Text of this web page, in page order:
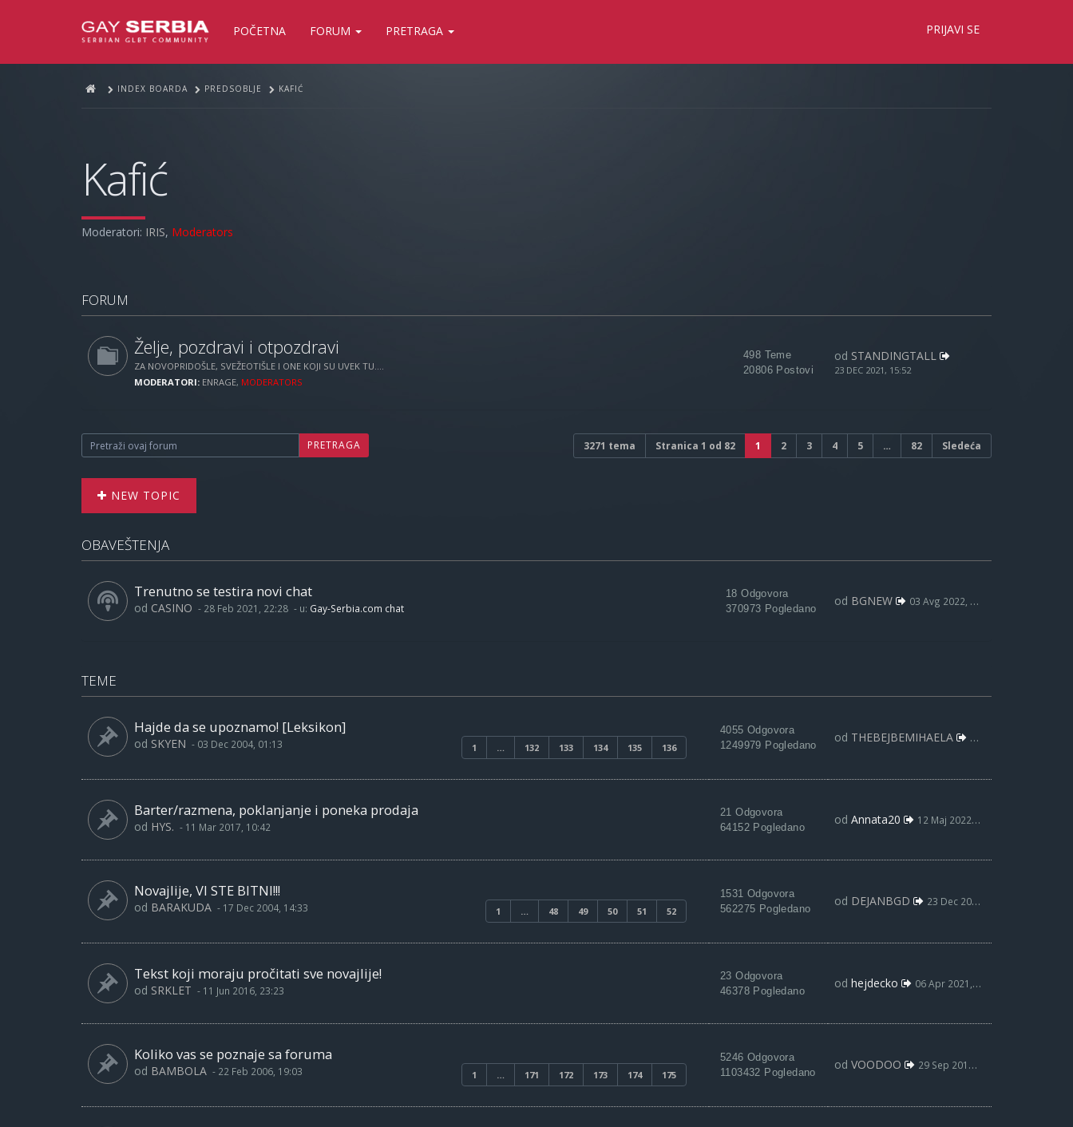
POČETNA FORUM PRETRAGA PRIJAVI SE
INDEX BOARDA PREDSOBLJE KAFIĆ
Kafić
Moderatori: IRIS, Moderators
FORUM
Želje, pozdravi i otpozdravi
ZA NOVOPRIDOŠLE, SVEŽEOTIŠLE I ONE KOJI SU UVEK TU....
MODERATORI: ENRAGE, MODERATORS
498 Teme
20806 Postovi
od STANDINGTALL
23 DEC 2021, 15:52
PRETRAGA 3271 tema Stranica 1 od 82 1 2 3 4 5 … 82 Sledeća
NEW TOPIC
OBAVEŠTENJA
Trenutno se testira novi chat
od CASINO - 28 Feb 2021, 22:28 - u: Gay-Serbia.com chat
18 Odgovora
370973 Pogledano
od BGNEW 03 Avg 2022, 09:59
TEME
Hajde da se upoznamo! [Leksikon]
1 … 132 133 134 135 136
od SKYEN - 03 Dec 2004, 01:13
4055 Odgovora
1249979 Pogledano
od THEBEJBEMIHAELA 09 Jun 2022, 13:39
Barter/razmena, poklanjanje i poneka prodaja
od HYS. - 11 Mar 2017, 10:42
21 Odgovora
64152 Pogledano
od Annata20 12 Maj 2022, 06:15
Novajlije, VI STE BITNI!!!
1 … 48 49 50 51 52
od BARAKUDA - 17 Dec 2004, 14:33
1531 Odgovora
562275 Pogledano
od DEJANBGD 23 Dec 2021, 19:03
Tekst koji moraju pročitati sve novajlije!
od SRKLET - 11 Jun 2016, 23:23
23 Odgovora
46378 Pogledano
od hejdecko 06 Apr 2021, 00:39
Koliko vas se poznaje sa foruma
1 … 171 172 173 174 175
od BAMBOLA - 22 Feb 2006, 19:03
5246 Odgovora
1103432 Pogledano
od VOODOO 29 Sep 2019, 12:21